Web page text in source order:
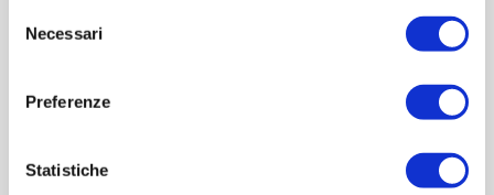
delNecessari
Preferenze
Statistiche